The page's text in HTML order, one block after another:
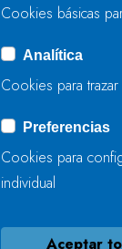
Cookies básicas
Analítica
Cookies para
Preferencias
Cookies para
individual
Aceptar